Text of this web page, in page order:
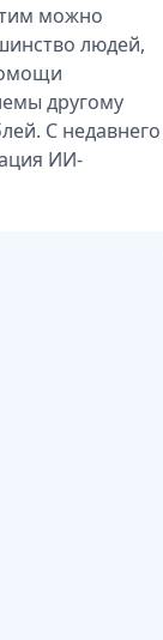
можно
людей,
другому
С недавнего
ИИ-